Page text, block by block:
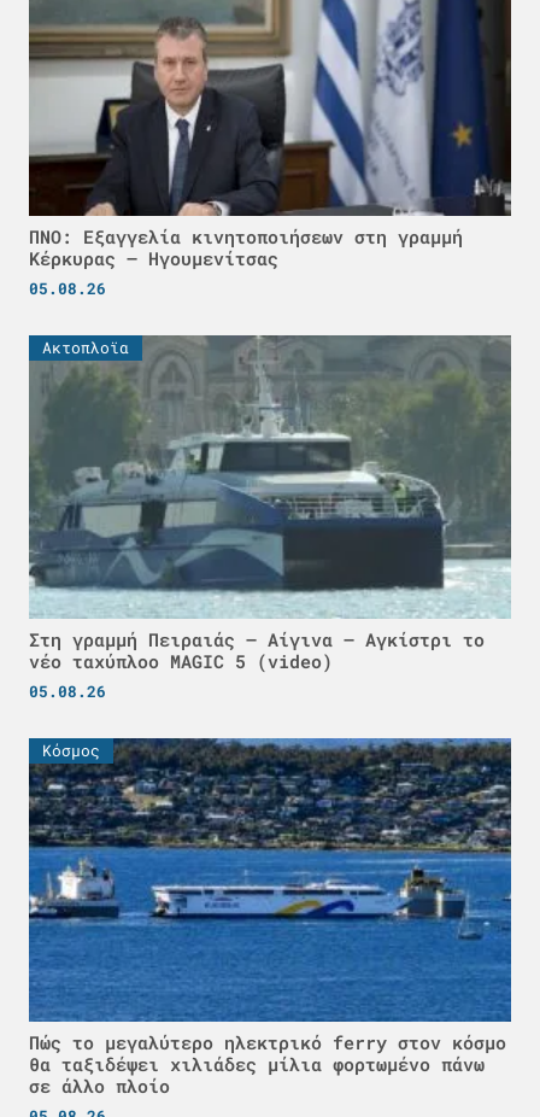
ΠΝΟ: Εξαγγελία κινητοποιήσεων στη γραμμή
Κέρκυρας – Ηγουμενίτσας
05.08.26
Ακτοπλοϊα
Στη γραμμή Πειραιάς – Αίγινα – Αγκίστρι το
νέο ταχύπλοο MAGIC 5 (video)
05.08.26
Κόσμος
Πώς το μεγαλύτερο ηλεκτρικό ferry στον κόσμο
θα ταξιδέψει χιλιάδες μίλια φορτωμένο πάνω
σε άλλο πλοίο